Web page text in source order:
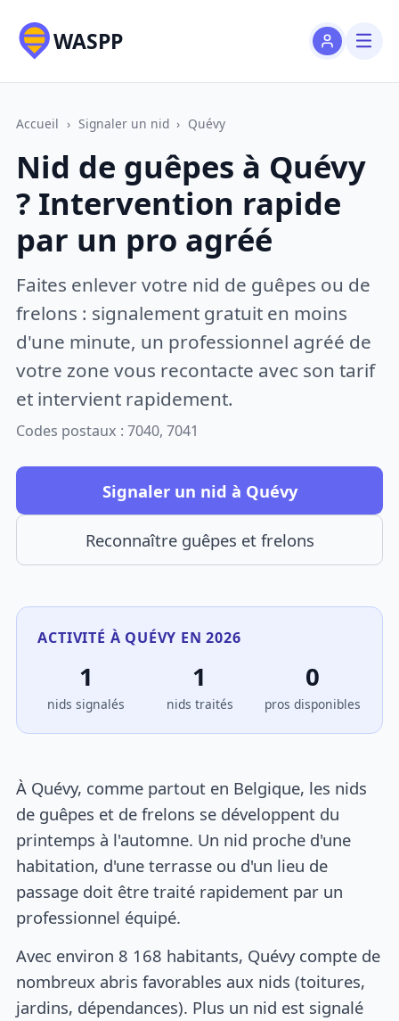
WASPP
Accueil › Signaler un nid › Quévy
Nid de guêpes à Quévy
? Intervention rapide
par un pro agréé
Faites enlever votre nid de guêpes ou de
frelons : signalement gratuit en moins
d'une minute, un professionnel agréé de
votre zone vous recontacte avec son tarif
et intervient rapidement.
Codes postaux : 7040, 7041
Signaler un nid à Quévy
Reconnaître guêpes et frelons
ACTIVITÉ À QUÉVY EN 2026
1
nids signalés
1
nids traités
0
pros disponibles
À Quévy, comme partout en Belgique, les nids
de guêpes et de frelons se développent du
printemps à l'automne. Un nid proche d'une
habitation, d'une terrasse ou d'un lieu de
passage doit être traité rapidement par un
professionnel équipé.
Avec environ 8 168 habitants, Quévy compte de
nombreux abris favorables aux nids (toitures,
jardins, dépendances). Plus un nid est signalé